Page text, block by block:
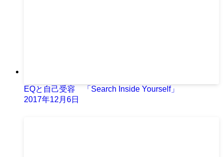
EQと自己受容 「Search Inside Yourself」
2017年12月6日